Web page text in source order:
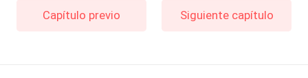
Capítulo previo Siguiente capítulo